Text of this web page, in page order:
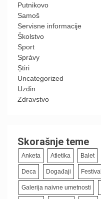
Putnikovo
Samoš
Servisne informacije
Školstvo
Sport
Správy
Știri
Uncategorized
Uzdin
Zdravstvo
Skorašnje teme
Anketa Atletika Balet
Deca Događaji Festival
Galerija naivne umetnosti